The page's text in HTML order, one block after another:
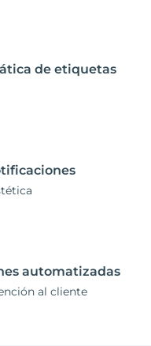
de etiquetas
automatizadas
al cliente